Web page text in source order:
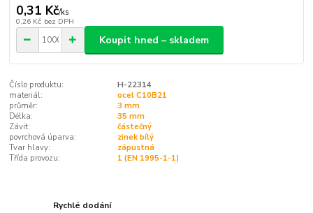
0,31 Kč/ks
0,26 Kč bez DPH
Koupit hned – skladem
Číslo produktu:
H-22314
materiál:
ocel C10B21
průměr:
3 mm
Délka:
35 mm
Závit:
částečný
povrchová úparva:
zinek bílý
Tvar hlavy:
zápustná
Třída provozu:
1 (EN 1995-1-1)
Rychlé dodání